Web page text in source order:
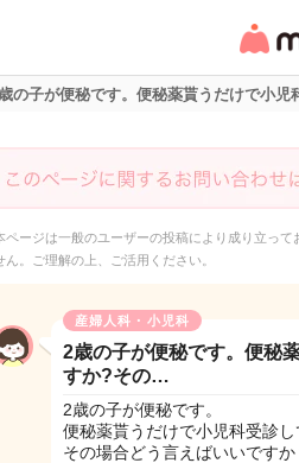
リ・情
の子が便秘です。便秘薬貰うだけで小
ージは一般のユーザーの投稿により成り立って
ん。ご理解の上、ご活用ください。
産婦人科・小児科
2歳の子が便秘です。便秘
すか?その…
2歳の子が便秘です。
便秘薬貰うだけで小児科受診
その場合どう言えばいいですか